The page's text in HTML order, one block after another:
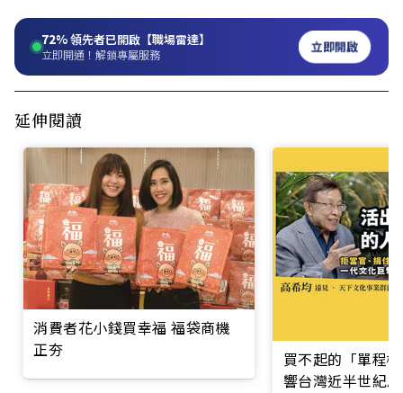
72%領先者已開啟【職場雷達】
立即開通！解鎖專屬服務 立即開啟
延伸閱讀
消費者花小錢買幸福 福袋商機
正夯
買不起的「單程
響台灣近半世紀